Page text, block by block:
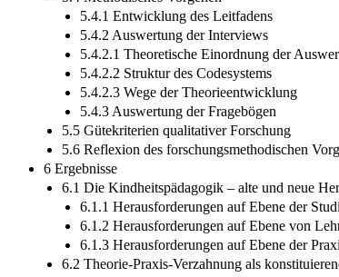
5.4.1 Entwicklung des Leitfadens
5.4.2 Auswertung der Interviews
5.4.2.1 Theoretische Einordnung der
5.4.2.2 Struktur des Codesystems
5.4.2.3 Wege der Theorieentwicklung
5.4.3 Auswertung der Fragebögen
5.5 Gütekriterien qualitativer Forschung
5.6 Reflexion des forschungsmethodischen
6 Ergebnisse
6.1 Die Kindheitspädagogik – alte und neue
6.1.1 Herausforderungen auf Ebene der
6.1.2 Herausforderungen auf Ebene von
6.1.3 Herausforderungen auf Ebene der
6.2 Theorie-Praxis-Verzahnung als